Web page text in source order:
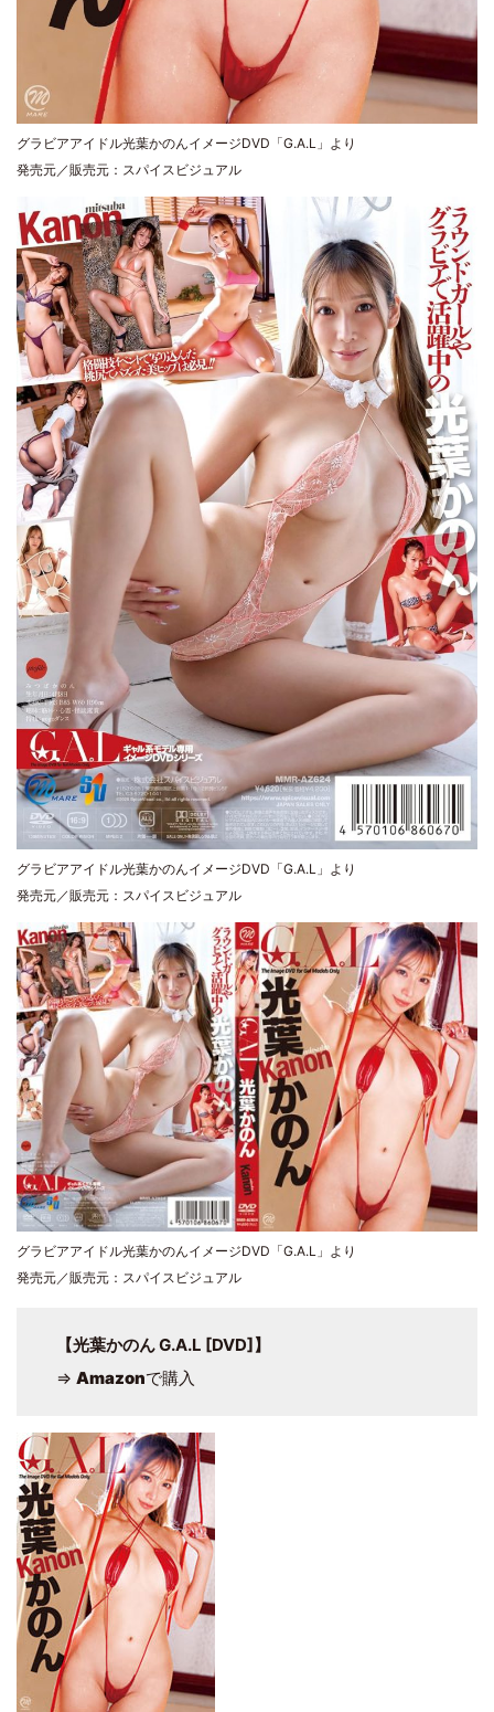
グラビアアイドル光葉かのんイメージDVD「G.A.L」より
発売元／販売元：スパイスビジュアル
グラビアアイドル光葉かのんイメージDVD「G.A.L」より
発売元／販売元：スパイスビジュアル
グラビアアイドル光葉かのんイメージDVD「G.A.L」より
発売元／販売元：スパイスビジュアル
【光葉かのん G.A.L [DVD]】
⇒ Amazonで購入